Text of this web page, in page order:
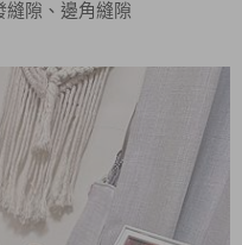
縫隙、邊角縫隙